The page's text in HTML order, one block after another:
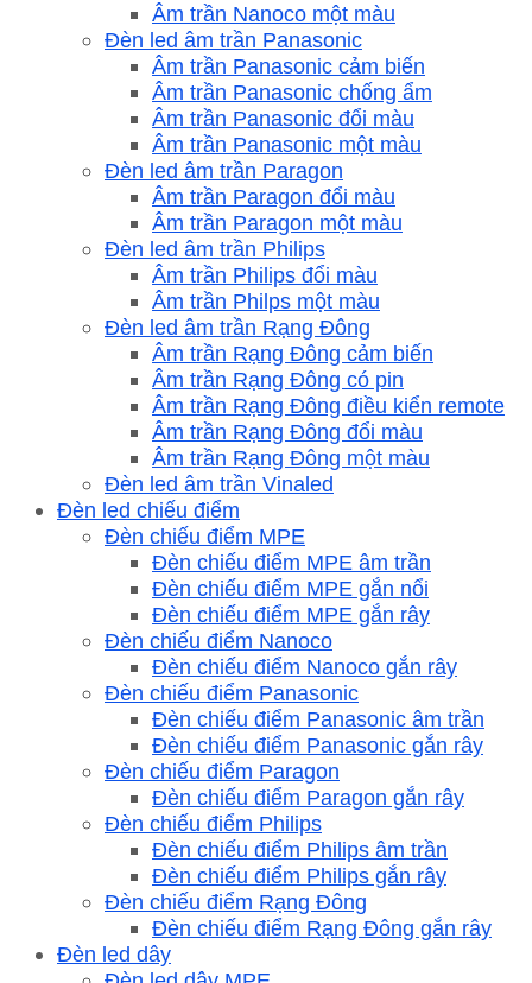
Âm trần Nanoco một màu
Đèn led âm trần Panasonic
Âm trần Panasonic cảm biến
Âm trần Panasonic chống ẩm
Âm trần Panasonic đổi màu
Âm trần Panasonic một màu
Đèn led âm trần Paragon
Âm trần Paragon đổi màu
Âm trần Paragon một màu
Đèn led âm trần Philips
Âm trần Philips đổi màu
Âm trần Philps một màu
Đèn led âm trần Rạng Đông
Âm trần Rạng Đông cảm biến
Âm trần Rạng Đông có pin
Âm trần Rạng Đông điều kiển remote
Âm trần Rạng Đông đổi màu
Âm trần Rạng Đông một màu
Đèn led âm trần Vinaled
Đèn led chiếu điểm
Đèn chiếu điểm MPE
Đèn chiếu điểm MPE âm trần
Đèn chiếu điểm MPE gắn nổi
Đèn chiếu điểm MPE gắn rây
Đèn chiếu điểm Nanoco
Đèn chiếu điểm Nanoco gắn rây
Đèn chiếu điểm Panasonic
Đèn chiếu điểm Panasonic âm trần
Đèn chiếu điểm Panasonic gắn rây
Đèn chiếu điểm Paragon
Đèn chiếu điểm Paragon gắn rây
Đèn chiếu điểm Philips
Đèn chiếu điểm Philips âm trần
Đèn chiếu điểm Philips gắn rây
Đèn chiếu điểm Rạng Đông
Đèn chiếu điểm Rạng Đông gắn rây
Đèn led dây